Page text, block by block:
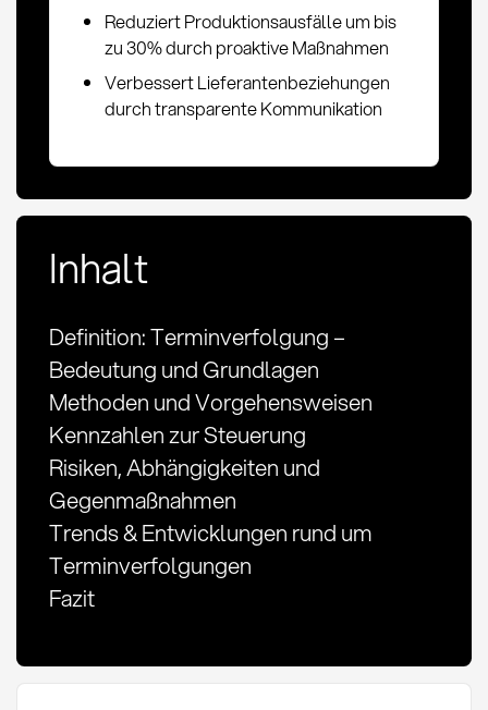
Reduziert Produktionsausfälle um bis
zu 30% durch proaktive Maßnahmen
Verbessert Lieferantenbeziehungen
durch transparente Kommunikation
Inhalt
Definition: Terminverfolgung –
Bedeutung und Grundlagen
Methoden und Vorgehensweisen
Kennzahlen zur Steuerung
Risiken, Abhängigkeiten und
Gegenmaßnahmen
Trends & Entwicklungen rund um
Terminverfolgungen
Fazit